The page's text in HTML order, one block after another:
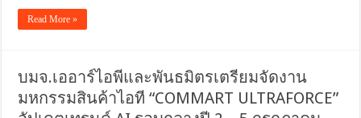
Read More »
บมจ.เออาร์ไอพีและพันธมิตรเตรียมจัดงาน
มหกรรมสินค้าไอที “COMMART ULTRAFORCE”